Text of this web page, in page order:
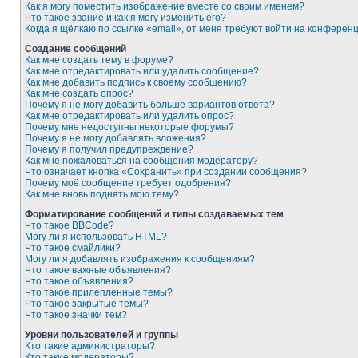
Как я могу поместить изображение вместе со своим именем?
Что такое звание и как я могу изменить его?
Когда я щёлкаю по ссылке «email», от меня требуют войти на
Создание сообщений
Как мне создать тему в форуме?
Как мне отредактировать или удалить сообщение?
Как мне добавить подпись к своему сообщению?
Как мне создать опрос?
Почему я не могу добавить больше вариантов ответа?
Как мне отредактировать или удалить опрос?
Почему мне недоступны некоторые форумы?
Почему я не могу добавлять вложения?
Почему я получил предупреждение?
Как мне пожаловаться на сообщения модератору?
Что означает кнопка «Сохранить» при создании сообщения?
Почему моё сообщение требует одобрения?
Как мне вновь поднять мою тему?
Форматирование сообщений и типы создаваемых тем
Что такое BBCode?
Могу ли я использовать HTML?
Что такое смайлики?
Могу ли я добавлять изображения к сообщениям?
Что такое важные объявления?
Что такое объявления?
Что такое прилепленные темы?
Что такое закрытые темы?
Что такое значки тем?
Уровни пользователей и группы
Кто такие администраторы?